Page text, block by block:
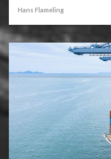
Hans Flameling